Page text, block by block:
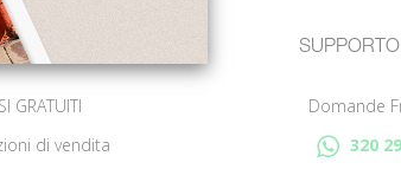
GRATUITI
di vendita
SUPPORTO
Domande
320